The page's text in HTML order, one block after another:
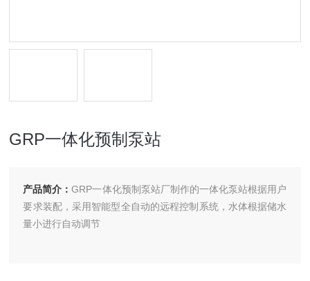
GRP一体化预制泵站
产品简介：GRP一体化预制泵站厂制作的一体化泵站根据用户
要求装配，采用智能型全自动的远程控制系统，水体根据储水
量小进行自动调节